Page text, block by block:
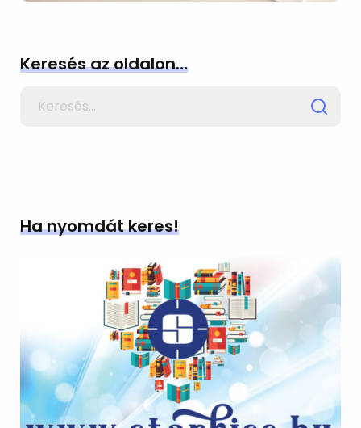
Keresés az oldalon…
Ha nyomdát keres!